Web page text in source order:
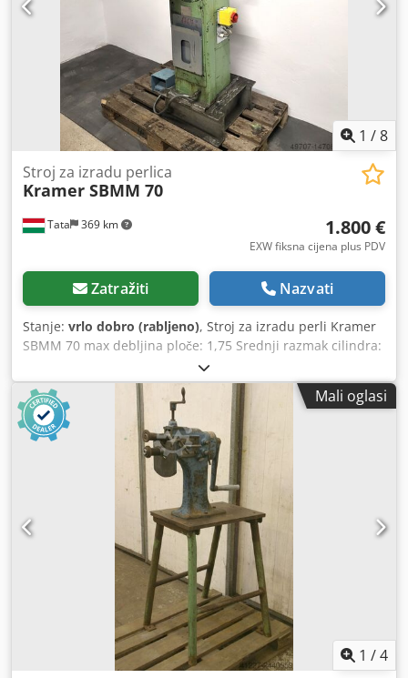
1 /8
Tata 369 km
Stroj za izradu perlica
Kramer SBMM 70
1.800 €
EXW fiksna cijena plus PDV
Zatražiti Nazvati
Stanje: vrlo dobro (rabljeno), Stroj za izradu perli Kramer
SBMM 70 max debljina ploče: 1,75 Srednji razmak cilindra:
70 mm Maksimalna radna dubina: 280 mm Pogonska
snaga: 1,1 kW Brzina rada: 4,5/9 metara/minuta Konstanta.
Brzina rada s bezstupnjevnim pogonom: 2,5-21 mm
Promjer osovine: 28 mm Težina: 190 kg Dsdpfx Ajra Nw Isc
Nock
Mali oglasi
1 /4